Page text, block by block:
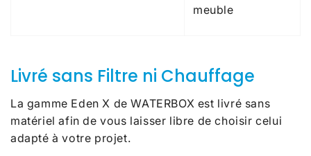
meuble
Livré sans Filtre ni Chauffage
La gamme Eden X de WATERBOX est livré sans
matériel afin de vous laisser libre de choisir celui
adapté à votre projet.